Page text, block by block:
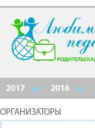
2017 2016
ОРГАНИЗАТОРЫ